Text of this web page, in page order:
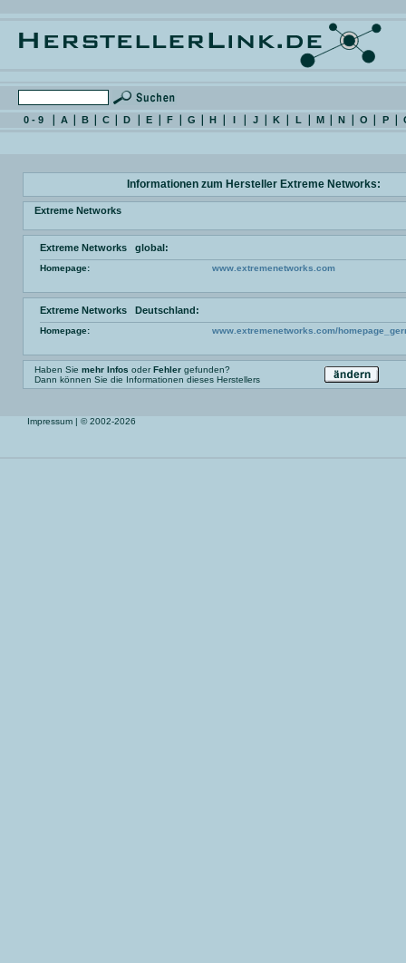
0 - 9 A B C D E F G H I J K L M N O P
Informationen zum Hersteller Extreme Networks:
Extreme Networks
Extreme Networks global:
Homepage: www.extremenetworks.com
Extreme Networks Deutschland:
Homepage: www.extremenetworks.com/
Haben Sie mehr Infos oderFehler gefunden?
Dann können Sie die Informationen dieses Herstellers
Impressum | © 2002-2026